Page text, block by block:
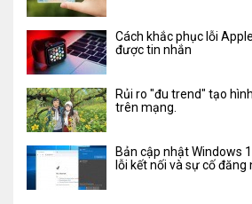
Cách khắc phục lỗi
được tin nhắn
Rủi ro "đu trend" tạo
trên mạng.
Bản cập nhật Windows
lỗi kết nối và sự cố đăng